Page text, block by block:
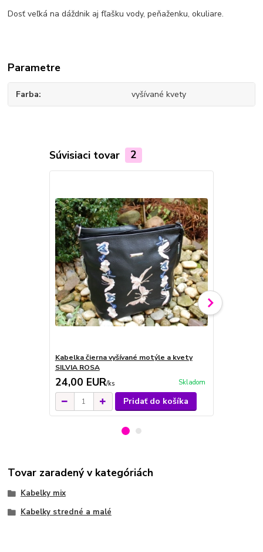
Dosť veľká na dáždnik aj fľašku vody, peňaženku, okuliare.
Parametre
Farba vyšívané kvety
Súvisiaci tovar 2
Kabelka čierna vyšívané motýle a kvety
SILVIA ROSA
24,00 EUR/ks Skladom
Pridať do košíka
Tovar zaradený v kategóriách
Kabelky mix
Kabelky stredné a malé